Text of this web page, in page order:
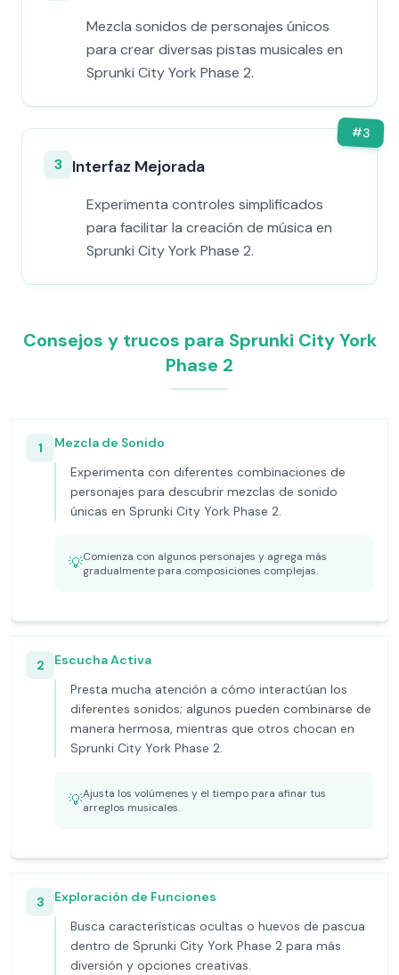
Mezcla sonidos de personajes únicos
para crear diversas pistas musicales en
Sprunki City York Phase 2.
#3
3 Interfaz Mejorada
Experimenta controles simplificados
para facilitar la creación de música en
Sprunki City York Phase 2.
Consejos y trucos para Sprunki City York
Phase 2
1
Mezcla de Sonido
Experimenta con diferentes combinaciones de
personajes para descubrir mezclas de sonido
únicas en Sprunki City York Phase 2.
💡Comienza con algunos personajes y agrega más
gradualmente para composiciones complejas.
2
Escucha Activa
Presta mucha atención a cómo interactúan los
diferentes sonidos; algunos pueden combinarse de
manera hermosa, mientras que otros chocan en
Sprunki City York Phase 2.
💡Ajusta los volúmenes y el tiempo para afinar tus
arreglos musicales.
3
Exploración de Funciones
Busca características ocultas o huevos de pascua
dentro de Sprunki City York Phase 2 para más
diversión y opciones creativas.